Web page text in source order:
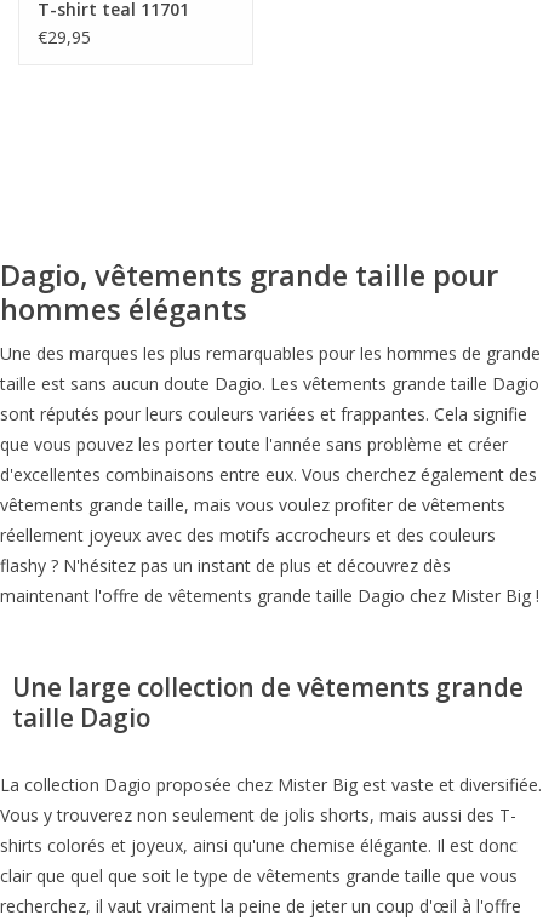
T-shirt teal 11701
€29,95
Dagio, vêtements grande taille pour
hommes élégants
Une des marques les plus remarquables pour les hommes de grande
taille est sans aucun doute Dagio. Les vêtements grande taille Dagio
sont réputés pour leurs couleurs variées et frappantes. Cela signifie
que vous pouvez les porter toute l'année sans problème et créer
d'excellentes combinaisons entre eux. Vous cherchez également des
vêtements grande taille, mais vous voulez profiter de vêtements
réellement joyeux avec des motifs accrocheurs et des couleurs
flashy ? N'hésitez pas un instant de plus et découvrez dès
maintenant l'offre de vêtements grande taille Dagio chez Mister Big !
Une large collection de vêtements grande
taille Dagio
La collection Dagio proposée chez Mister Big est vaste et diversifiée.
Vous y trouverez non seulement de jolis shorts, mais aussi des T-
shirts colorés et joyeux, ainsi qu'une chemise élégante. Il est donc
clair que quel que soit le type de vêtements grande taille que vous
recherchez, il vaut vraiment la peine de jeter un coup d'œil à l'offre